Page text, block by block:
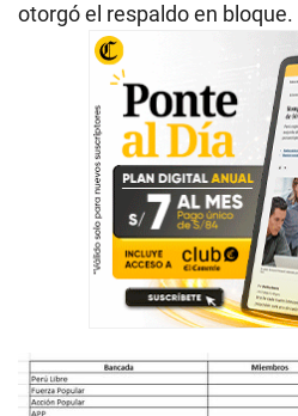
otorgó el respaldo en bloque.